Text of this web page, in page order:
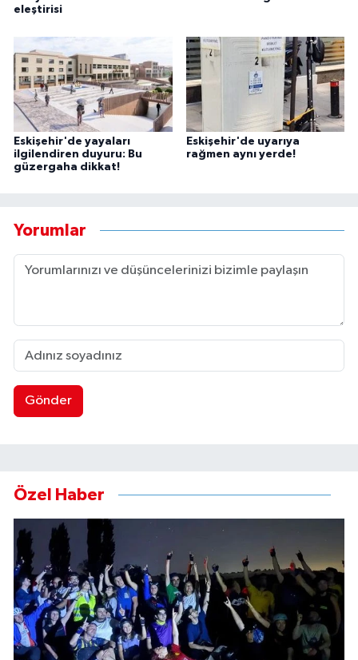
eleştirisi
Eskişehir'de yayaları
ilgilendiren duyuru: Bu
güzergaha dikkat!
Eskişehir'de uyarıya
rağmen aynı yerde!
Yorumlar
Gönder
Özel Haber